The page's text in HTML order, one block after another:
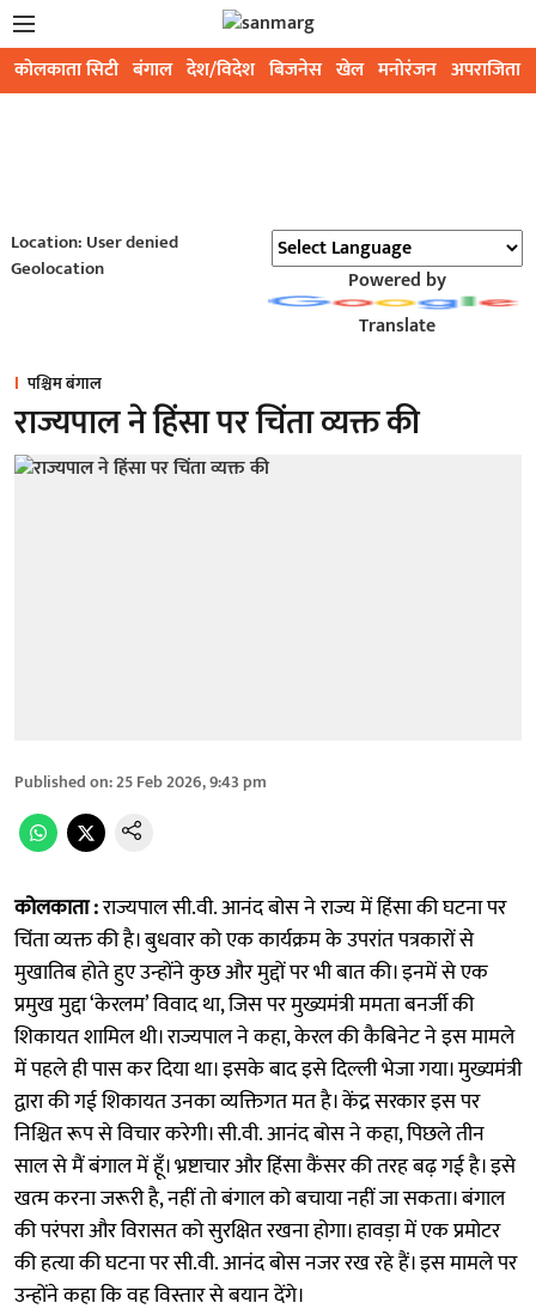
कोलकाता सिटी बंगाल देश/विदेश बिजनेस खेल मनोरंजन अपराजिता
Location: User denied
Geolocation
Powered by
Translate
पश्चिम बंगाल
राज्यपाल ने हिंसा पर चिंता व्यक्त की
Published on:25 Feb 2026, 9:43 pm
कोलकाता :राज्यपाल सी.वी. आनंद बोस ने राज्य में हिंसा की घटना पर
चिंता व्यक्त की है। बुधवार को एक कार्यक्रम के उपरांत पत्रकारों से
मुखातिब होते हुए उन्होंने कुछ और मुद्दों पर भी बात की। इनमें से एक
प्रमुख मुद्दा ‘केरलम’ विवाद था, जिस पर मुख्यमंत्री ममता बनर्जी की
शिकायत शामिल थी। राज्यपाल ने कहा, केरल की कैबिनेट ने इस मामले
में पहले ही पास कर दिया था। इसके बाद इसे दिल्ली भेजा गया। मुख्यमंत्री
द्वारा की गई शिकायत उनका व्यक्तिगत मत है। केंद्र सरकार इस पर
निश्चित रूप से विचार करेगी। सी.वी. आनंद बोस ने कहा, पिछले तीन
साल से मैं बंगाल में हूँ। भ्रष्टाचार और हिंसा कैंसर की तरह बढ़ गई है। इसे
खत्म करना जरूरी है, नहीं तो बंगाल को बचाया नहीं जा सकता। बंगाल
की परंपरा और विरासत को सुरक्षित रखना होगा। हावड़ा में एक प्रमोटर
की हत्या की घटना पर सी.वी. आनंद बोस नजर रख रहे हैं। इस मामले पर
उन्होंने कहा कि वह विस्तार से बयान देंगे।